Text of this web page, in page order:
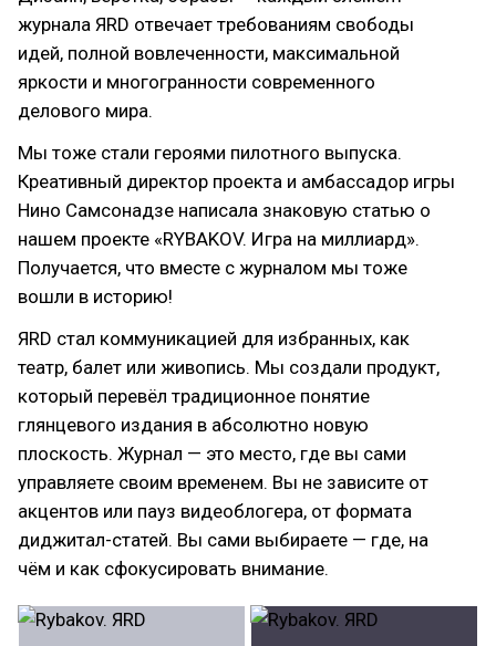
журнала ЯRD отвечает требованиям свободы
идей, полной вовлеченности, максимальной
яркости и многогранности современного
делового мира.
Мы тоже стали героями пилотного выпуска.
Креативный директор проекта и амбассадор игры
Нино Самсонадзе написала знаковую статью о
нашем проекте «RYBAKOV. Игра на миллиард».
Получается, что вместе с журналом мы тоже
вошли в историю!
ЯRD стал коммуникацией для избранных, как
театр, балет или живопись. Мы создали продукт,
который перевёл традиционное понятие
глянцевого издания в абсолютно новую
плоскость. Журнал — это место, где вы сами
управляете своим временем. Вы не зависите от
акцентов или пауз видеоблогера, от формата
диджитал-статей. Вы сами выбираете — где, на
чём и как сфокусировать внимание.